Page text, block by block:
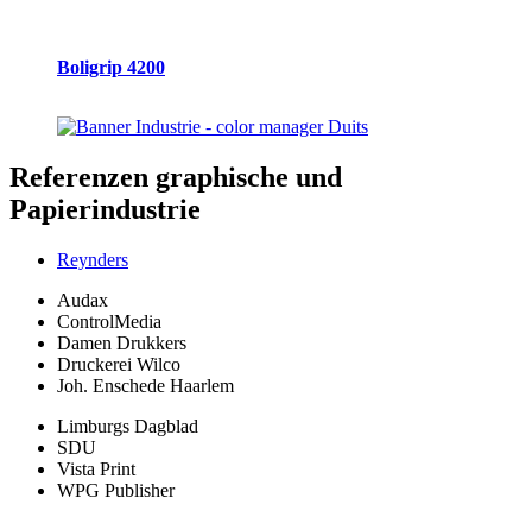
Boligrip 4200
Referenzen graphische und
Papierindustrie
Reynders
Audax
ControlMedia
Damen Drukkers
Druckerei Wilco
Joh. Enschede Haarlem
Limburgs Dagblad
SDU
Vista Print
WPG Publisher